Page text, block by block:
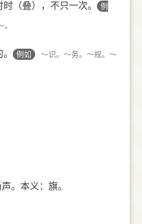
（叠），不只一次。 例
例如 ～识。～务。～规。～
。本义：旗。